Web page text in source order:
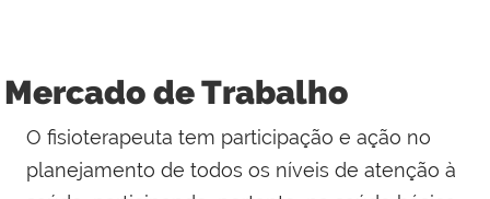
Mercado de Trabalho
O fisioterapeuta tem participação e ação no
planejamento de todos os níveis de atenção à